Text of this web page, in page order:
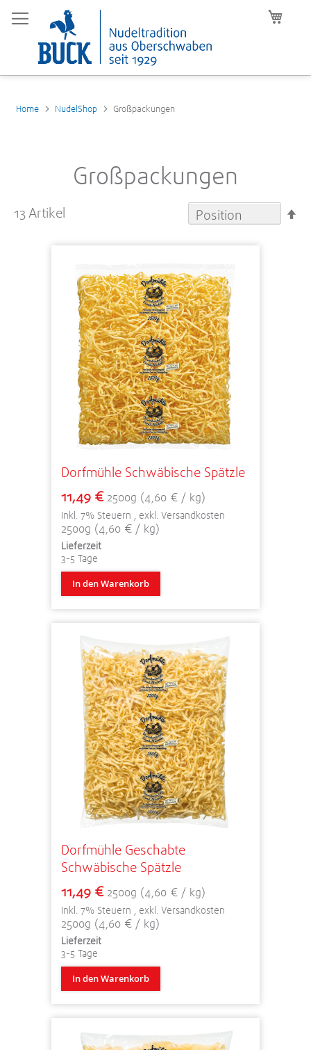
Home NudelShop Großpackungen
Großpackungen
13Artikel
Dorfmühle Schwäbische Spätzle
11,49 € 2500g (4,60 € / kg)
Inkl. 7% Steuern exkl. Versandkosten
2500g (4,60 € / kg)
Lieferzeit
3-5 Tage
In den Warenkorb
Dorfmühle Geschabte
Schwäbische Spätzle
11,49 € 2500g (4,60 € / kg)
Inkl. 7% Steuern exkl. Versandkosten
2500g (4,60 € / kg)
Lieferzeit
3-5 Tage
In den Warenkorb